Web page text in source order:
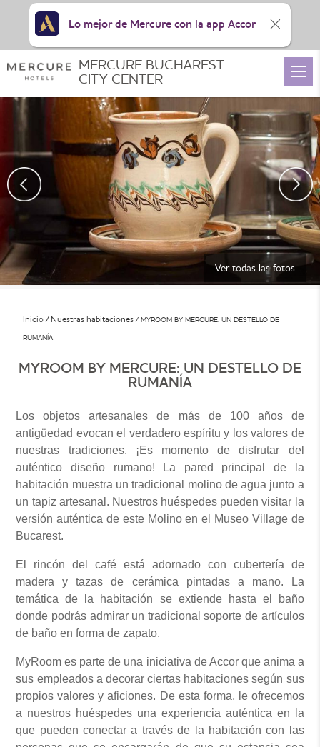
Ver todas las fotos
Inicio Nuestras habitaciones
MYROOM BY MERCURE: UN DESTELLO DE
RUMANÍA
MYROOM BY MERCURE: UN DESTELLO DE
RUMANÍA
Los objetos artesanales de más de 100 años de
antigüedad evocan el verdadero espíritu y los valores de
nuestras tradiciones. ¡Es momento de disfrutar del
auténtico diseño rumano! La pared principal de la
habitación muestra un tradicional molino de agua junto a
un tapiz artesanal. Nuestros huéspedes pueden visitar la
versión auténtica de este Molino en el Museo Village de
Bucarest.
El rincón del café está adornado con cubertería de
madera y tazas de cerámica pintadas a mano. La
temática de la habitación se extiende hasta el baño
donde podrás admirar un tradicional soporte de artículos
de baño en forma de zapato.
MyRoom es parte de una iniciativa de Accor que anima a
sus empleados a decorar ciertas habitaciones según sus
propios valores y aficiones. De esta forma, le ofrecemos
a nuestros huéspedes una experiencia auténtica en la
que pueden conectar a través de la habitación con las
MERCURE BUCHAREST
CITY CENTER
Lo mejor de Mercure con la app Accor